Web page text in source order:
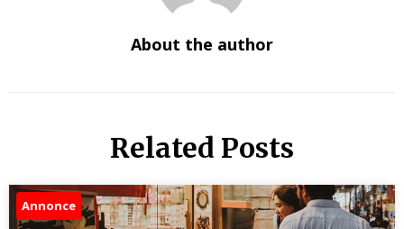
About the author
Related Posts
Annonce